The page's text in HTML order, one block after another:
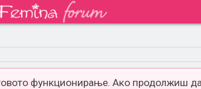
функционирање. Ако продолжиш